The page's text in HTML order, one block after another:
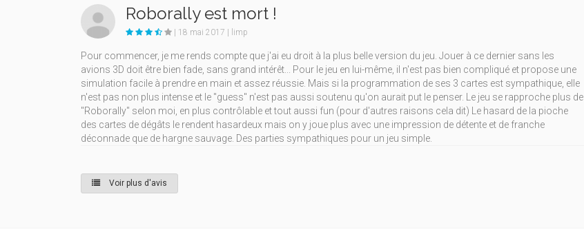
Roborally est mort !
| 18 mai 2017 | limp
Pour commencer, je me rends compte que j'ai eu droit à la plus belle version du jeu. Jouer à ce dernier sans les
avions 3D doit être bien fade, sans grand intérêt... Pour le jeu en lui-même, il n'est pas bien compliqué et propose une
simulation facile à prendre en main et assez réussie. Mais si la programmation de ses 3 cartes est sympathique, elle
n'est pas non plus intense et le "guess" n'est pas aussi soutenu qu'on aurait put le penser. Le jeu se rapproche plus de
"Roborally" selon moi, en plus contrôlable et tout aussi fun (pour d'autres raisons cela dit) Le hasard de la pioche
des cartes de dégâts le rendent hasardeux mais on y joue plus avec une impression de détente et de franche
déconnade que de hargne sauvage. Des parties sympathiques pour un jeu simple.
Voir plus d'avis